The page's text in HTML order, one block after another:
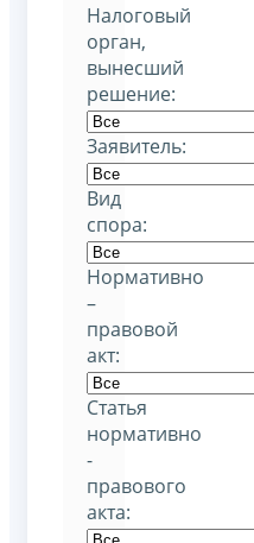
Налоговый
орган,
вынесший
решение:
Заявитель:
Вид
спора:
Нормативно
–
правовой
акт:
Статья
нормативно
-
правового
акта: